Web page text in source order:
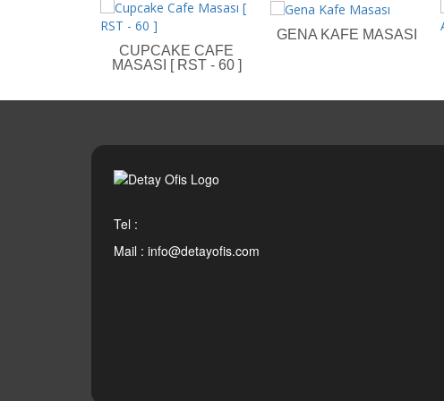
CUPCAKE CAFE
MASASI [ RST - 60 ]
GENA KAFE MASASI
Tel :
Mail : info@detayofis.com